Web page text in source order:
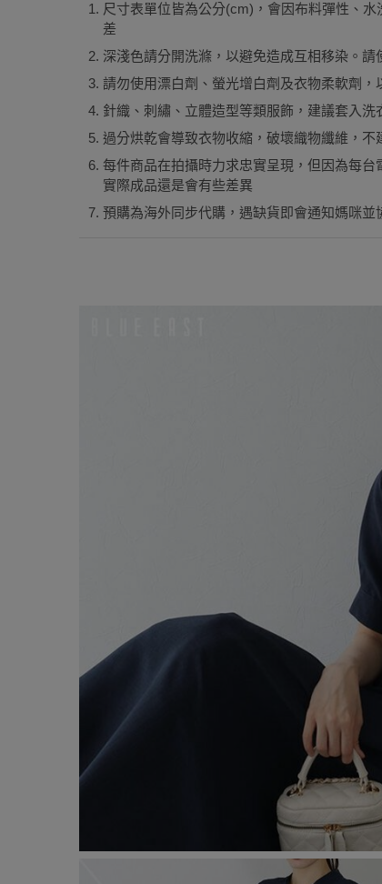
尺寸表單位皆為公分(cm) ，會因布料彈性、
差
深淺色請分開洗滌，以避免造成互相移染。
請勿使用漂白劑、螢光增白劑及衣物柔軟劑，
針織、刺繡、立體造型等類服飾，建議套入洗
過分烘乾會導致衣物收縮，破壞織物纖維，不
每件商品在拍攝時力求忠實呈現，但因為每
實際成品還是會有些差異
預購為海外同步代購，遇缺貨即會通知媽咪並